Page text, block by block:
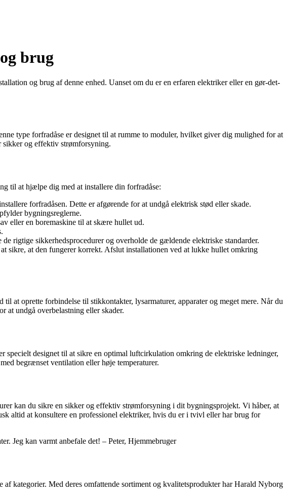
brug
og brug af denne enhed. Uanset om du er en erfaren elektriker eller en gør-det-
type forfradåse er designet til at rumme to moduler, hvilket giver dig mulighed for at
sikker og effektiv strømforsyning.
til at hjælpe dig med at installere din forfradåse:
forfradåsen. Dette er afgørende for at undgå elektrisk stød eller skade.
bygningsreglerne.
eller en boremaskine til at skære hullet ud.
rigtige sikkerhedsprocedurer og overholde de gældende elektriske standarder.
sikre, at den fungerer korrekt. Afslut installationen ved at lukke hullet omkring
at oprette forbindelse til stikkontakter, lysarmaturer, apparater og meget mere. Når du
at undgå overbelastning eller skader.
designet til at sikre en optimal luftcirkulation omkring de elektriske ledninger,
begrænset ventilation eller høje temperaturer.
kan du sikre en sikker og effektiv strømforsyning i dit bygningsprojekt. Vi håber, at
altid at konsultere en professionel elektriker, hvis du er i tvivl eller har brug for
Jeg kan varmt anbefale det! – Peter, Hjemmebruger
kategorier. Med deres omfattende sortiment og kvalitetsprodukter har Harald Nyborg